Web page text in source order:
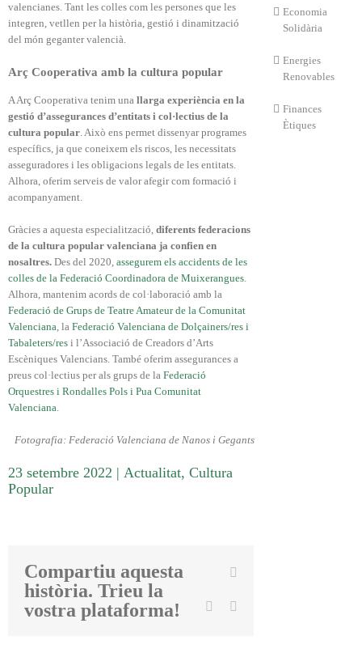
valencianes. Tant les colles com les persones que les
integren, vetllen per la història, gestió i dinamització
del món geganter valencià.
Arç Cooperativa amb la cultura popular
A Arç Cooperativa tenim una llarga experiència en la
gestió d’assegurances d’entitats i col·lectius de la
cultura popular. Això ens permet dissenyar programes
específics, ja que coneixem els riscos, les necessitats
asseguradores i les obligacions legals de les entitats.
Alhora, oferim serveis de valor afegir com formació i
acompanyament.
Gràcies a aquesta especialització, diferents federacions
de la cultura popular valenciana ja confien en
nosaltres. Des del 2020, assegurem els accidents de les
colles de la Federació Coordinadora de Muixerangues.
Alhora, mantenim acords de col·laboració amb la
Federació de Grups de Teatre Amateur de la Comunitat
Valenciana, la Federació Valenciana de Dolçainers/res i
Tabaleters/res i l’Associació de Creadors d’Arts
Escèniques Valencians. També oferim assegurances a
preus col·lectius per als grups de la Federació
Orquestres i Rondalles Pols i Pua Comunitat
Valenciana.
Fotografia: Federació Valenciana de Nanos i Gegants
23 setembre 2022 | Actualitat, Cultura
Popular
Compartiu aquesta
història. Trieu la
vostra plataforma!
Linkedin
Economia
Solidària
Energies
Renovables
Finances
Ètiques